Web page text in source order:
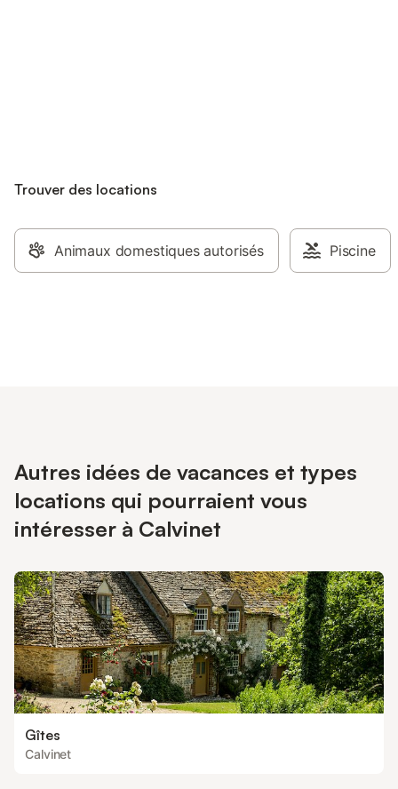
Trouver des locations
Animaux domestiques autorisés Piscine
Autres idées de vacances et types
locations qui pourraient vous
intéresser à Calvinet
Gîtes
Calvinet